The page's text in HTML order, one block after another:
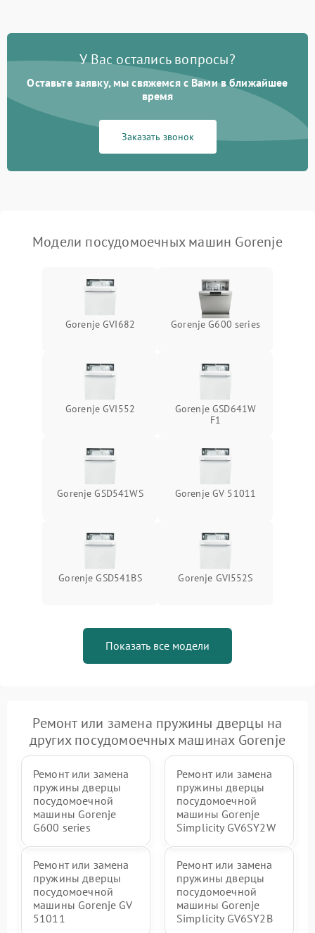
Проблемы с набором
Не работает сушилка 2100 ₽ Подробнее →
Сбои в работе таймера 1700 ₽
У Вас остались вопросы?
Оставьте заявку, мы свяжемся с Вами в ближайшее
время
Заказать звонок
Модели посудомоечных машин Gorenje
Gorenje GVI682 Gorenje G600 series
Gorenje GVI552
Gorenje GSD641W
F1
Gorenje GSD541WS Gorenje GV 51011
Gorenje GSD541BS Gorenje GVI552S
Показать все модели
Ремонт или замена пружины дверцы на
других посудомоечных машинах Gorenje
Ремонт или замена
пружины дверцы
посудомоечной
машины Gorenje
G600 series
Ремонт или замена
пружины дверцы
посудомоечной
машины Gorenje
Simplicity GV6SY2W
Ремонт или замена
пружины дверцы
посудомоечной
машины Gorenje GV
51011
Ремонт или замена
пружины дверцы
посудомоечной
машины Gorenje
Simplicity GV6SY2B